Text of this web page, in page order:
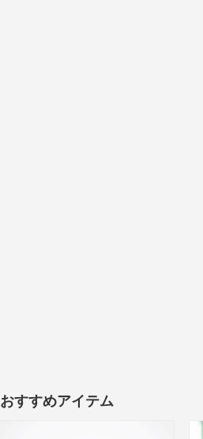
おすすめアイテム